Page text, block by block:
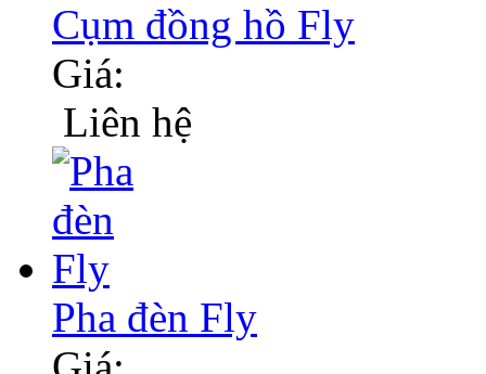
Cụm đồng hồ Fly
Giá:
Liên hệ
Pha đèn Fly